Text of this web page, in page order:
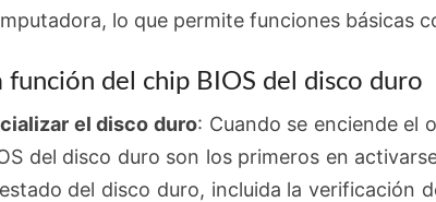
lo que permite funciones básicas
función del chip BIOS del disco duro
el disco duro: Cuando se enciende el
del disco duro son los primeros en
del disco duro, incluida la verificación